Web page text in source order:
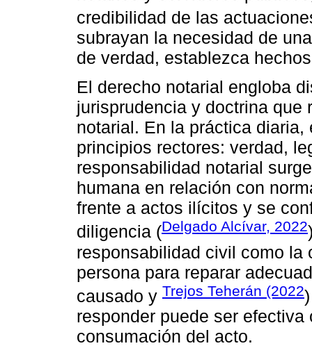
credibilidad de las
subrayan la necesidad de
de verdad, establezca
El derecho notarial engloba
jurisprudencia y doctrina que
notarial. En la práctica
principios rectores: verdad,
responsabilidad notarial
humana en relación con
frente a actos ilícitos y se
diligencia (Delgado Alcívar, 2022
responsabilidad civil como la
persona para reparar
causado y Trejos Teherán (2022
responder puede ser
consumación del acto.